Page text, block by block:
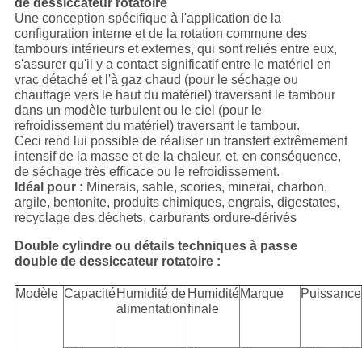
de dessiccateur rotatoire
Une conception spécifique à l'application de la
configuration interne et de la rotation commune des
tambours intérieurs et externes, qui sont reliés entre eux,
s'assurer qu'il y a contact significatif entre le matériel en
vrac détaché et l'à gaz chaud (pour le séchage ou
chauffage vers le haut du matériel) traversant le tambour
dans un modèle turbulent ou le ciel (pour le
refroidissement du matériel) traversant le tambour.
Ceci rend lui possible de réaliser un transfert extrêmement
intensif de la masse et de la chaleur, et, en conséquence,
de séchage très efficace ou le refroidissement.
Idéal pour : Minerais, sable, scories, minerai, charbon,
argile, bentonite, produits chimiques, engrais, digestates,
recyclage des déchets, carburants ordure-dérivés
Double cylindre ou détails techniques à passe
double de dessiccateur rotatoire :
Modèle CapacitéHumidité de
alimentation
Humidité
finale
Marque Puissance